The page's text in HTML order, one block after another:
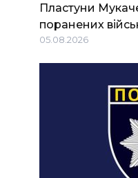
Пластуни
поранених
05.08.2026